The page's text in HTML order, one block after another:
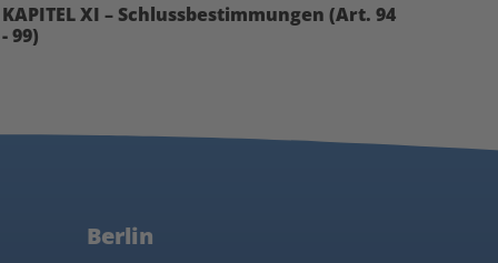
KAPITEL XI – Schlussbestimmungen (Art. 94
- 99)
Berlin